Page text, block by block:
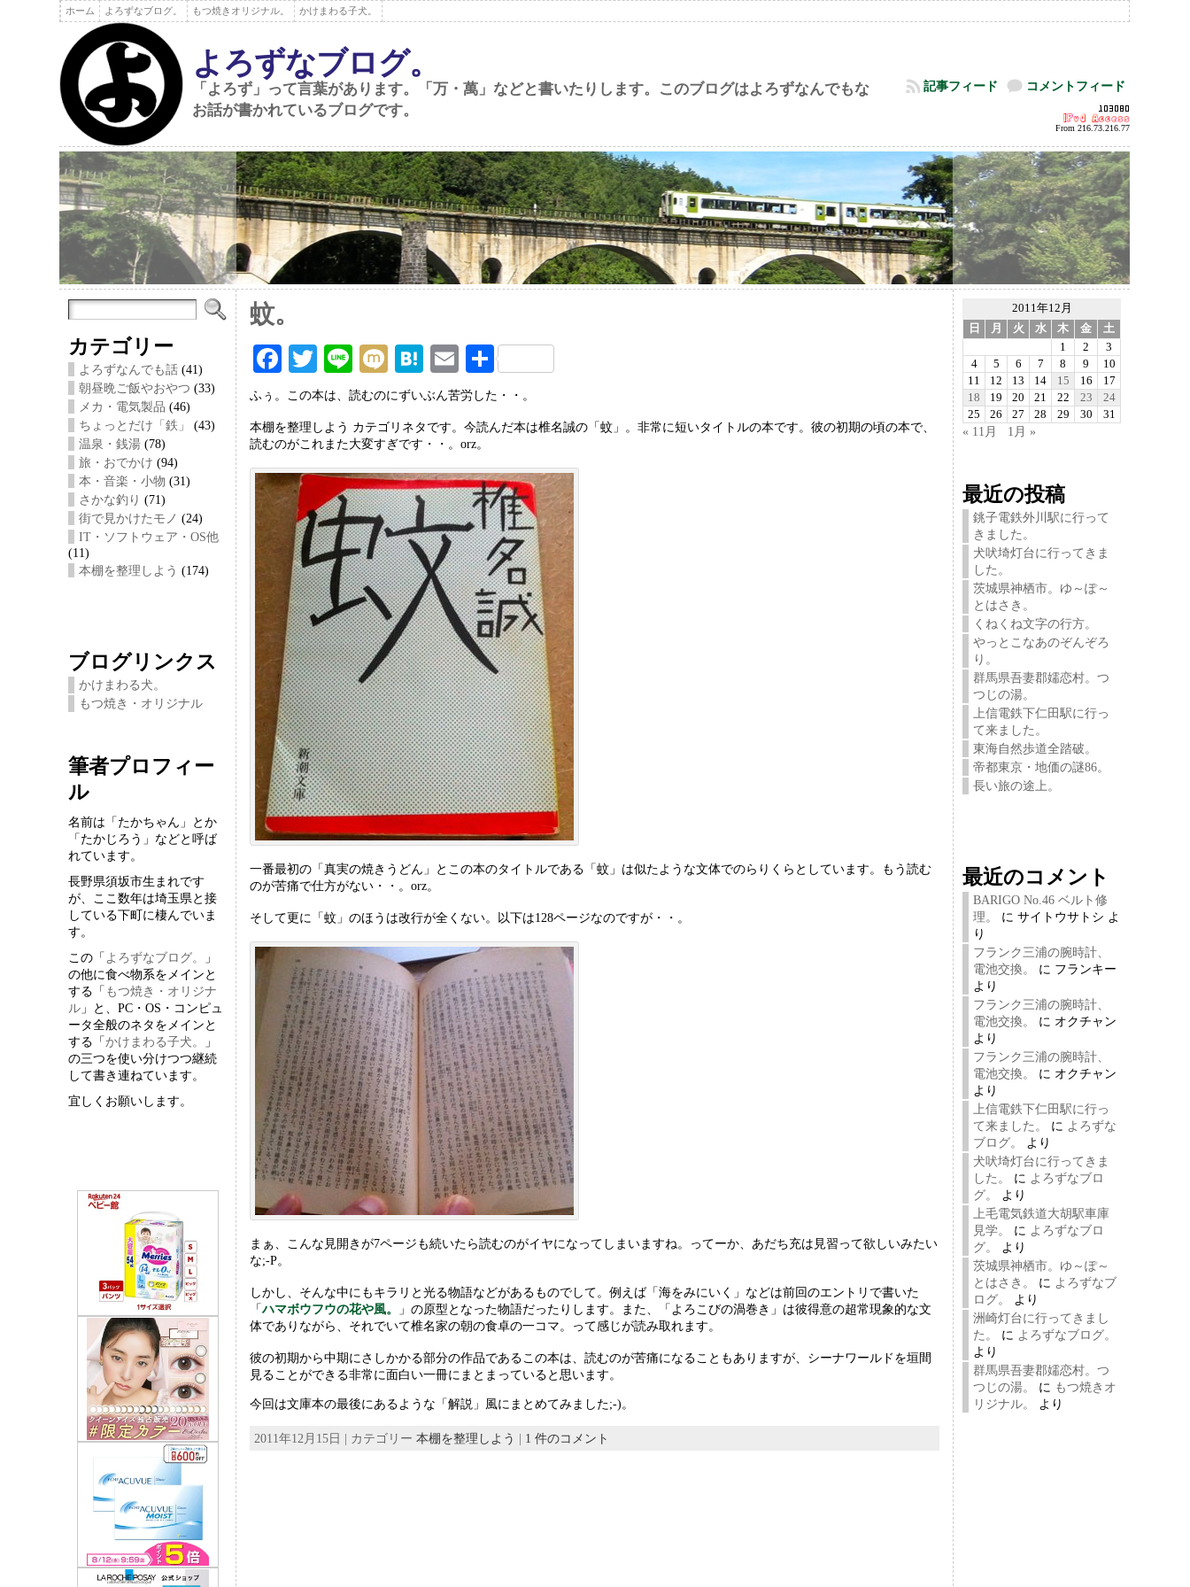
ホーム よろずなブログ。 もつ焼きオリジナル。 かけまわる子犬。
よろずなブログ。
「よろず」って言葉があります。「万・萬」などと書いたりします。このブログはよろずなんでもな
お話が書かれているブログです。
コメントフィード
記事フィード
From 216.73.216.77
カテゴリー
よろずなんでも話 (41)
朝昼晩ご飯やおやつ (33)
メカ・電気製品 (46)
ちょっとだけ「鉄」
(43)
温泉・銭湯 (78)
旅・おでかけ (94)
本・音楽・小物 (31)
さかな釣り (71)
街で見かけたモノ (24)
IT・ソフトウェア・OS他
(11)
本棚を整理しよう (174)
ブログリンクス
かけまわる犬。
もつ焼き・オリジナル
筆者プロフィー
ル
名前は「たかちゃん」とか
「たかじろう」などと呼ば
れています。
長野県須坂市生まれです
が、ここ数年は埼玉県と接
している下町に棲んでいま
す。
この「 よろずなブログ。
」
の他に食べ物系をメインと
する「 もつ焼き・オリジナ
ル 」と、PC・OS・コンピュ
ータ全般のネタをメインと
する「かけまわる子犬。
」
の三つを使い分けつつ継続
して書き連ねています。
宜しくお願いします。
蚊。
F
ac
eb
oo
k
T
wi
tt
er
Li
ne
M
ix
i
H
at
en
a
E
m
ai
l
共
有
ふぅ。この本は、読むのにずいぶん苦労した・・。
本棚を整理しよう カテゴリネタです。今読んだ本は椎名誠の「蚊」。非常に短いタイトルの本です。彼の初期の頃の本で、
読むのがこれまた大変すぎです・・。orz。
一番最初の「真実の焼きうどん」とこの本のタイトルである「蚊」は似たような文体でのらりくらとしています。もう読む
のが苦痛で仕方がない・・。orz。
そして更に「蚊」のほうは改行が全くない。以下は128ページなのですが・・。
まぁ、こんな見開きが7ページも続いたら読むのがイヤになってしまいますね。ってーか、あだち充は見習って欲しいみたい
な;-P。
しかし、そんな中にもキラリと光る物語などがあるものでして。例えば「海をみにいく」などは前回のエントリで書いた
「ハマボウフウの花や風。
」の原型となった物語だったりします。また、「よろこびの渦巻き」は彼得意の超常現象的な文
体でありながら、それでいて椎名家の朝の食卓の一コマ。って感じが読み取れます。
彼の初期から中期にさしかかる部分の作品であるこの本は、読むのが苦痛になることもありますが、シーナワールドを垣間
見ることができる非常に面白い一冊にまとまっていると思います。
今回は文庫本の最後にあるような「解説」風にまとめてみました;-)。
2011年12月15日 | カテゴリー本棚を整理しよう | 1 件のコメント
2011年12月
日
月 火 水 木 金
土
1
2
3
4
5 6 7 8 9
10
11
12 13 14 15 16
17
18
19 20 21 22 23
24
25
26 27 28 29 30 31
« 11月 1月 »
最近の投稿
銚子電鉄外川駅に行って
きました。
犬吠埼灯台に行ってきま
した。
茨城県神栖市。ゆ～ぽ～
とはさき。
くねくね文字の行方。
やっとこなあのぞんぞろ
り。
群馬県吾妻郡嬬恋村。つ
つじの湯。
上信電鉄下仁田駅に行っ
て来ました。
東海自然歩道全踏破。
帝都東京・地価の謎86。
長い旅の途上。
最近のコメント
BARIGO No.46 ベルト修
理。
にサイトウサトシ よ
り
フランク三浦の腕時計、
電池交換。
に フランキー
より
フランク三浦の腕時計、
電池交換。
に オクチャン
より
フランク三浦の腕時計、
電池交換。
に オクチャン
より
上信電鉄下仁田駅に行っ
て来ました。
に よろずな
ブログ。
より
犬吠埼灯台に行ってきま
した。
に よろずなブロ
グ。
より
上毛電気鉄道大胡駅車庫
見学。
に よろずなブロ
グ。
より
茨城県神栖市。ゆ～ぽ～
とはさき。
に よろずなブ
ログ。
より
洲崎灯台に行ってきまし
た。
に よろずなブログ。
より
群馬県吾妻郡嬬恋村。つ
つじの湯。
に もつ焼きオ
リジナル。
より